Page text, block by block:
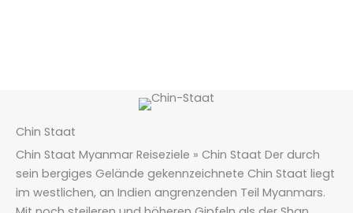
Chin Staat
Chin Staat Myanmar Reiseziele » Chin Staat Der durch
sein bergiges Gelände gekennzeichnete Chin Staat liegt
im westlichen, an Indien angrenzenden Teil Myanmars.